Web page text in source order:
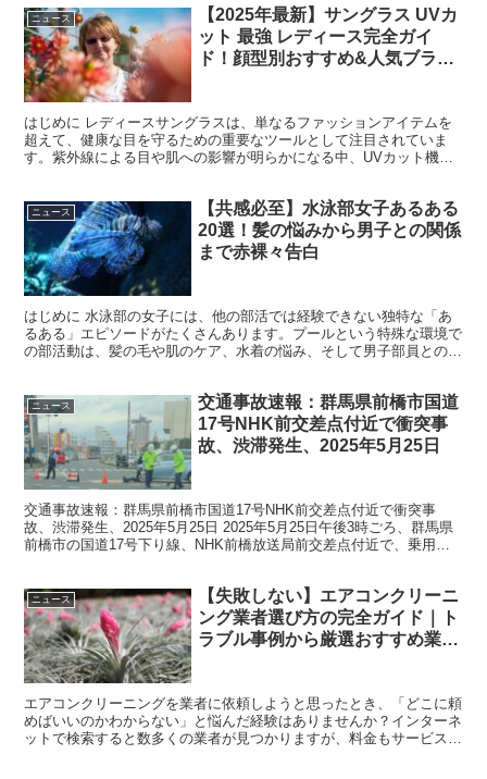
ニュース
【2025年最新】サングラス UVカ
ット 最強 レディース完全ガイ
ド！顔型別おすすめ&人気ブラン
はじめに レディースサングラスは、単なるファッションアイテムを
超えて、健康な目を守るための重要なツールとして注目されていま
す。紫外線による目や肌への影響が明らかになる中、UVカット機能
ニュース
【共感必至】水泳部女子あるある
20選！髪の悩みから男子との関係
まで赤裸々告白
はじめに 水泳部の女子には、他の部活では経験できない独特な「あ
るある」エピソードがたくさんあります。プールという特殊な環境で
の部活動は、髪の毛や肌のケア、水着の悩み、そして男子部員との関
ニュース
交通事故速報：群馬県前橋市国道
17号NHK前交差点付近で衝突事
故、渋滞発生、2025年5月25日
交通事故速報：群馬県前橋市国道17号NHK前交差点付近で衝突事
故、渋滞発生、2025年5月25日 2025年5月25日午後3時ごろ、群馬県
前橋市の国道17号下り線、NHK前橋放送局前交差点付近で、乗用車
ニュース
【失敗しない】エアコンクリーニ
ング業者選び方の完全ガイド｜ト
ラブル事例から厳選おすすめ業者
エアコンクリーニングを業者に依頼しようと思ったとき、「どこに頼
めばいいのかわからない」と悩んだ経験はありませんか？インターネ
ットで検索すると数多くの業者が見つかりますが、料金もサービス内